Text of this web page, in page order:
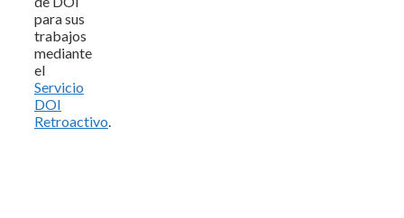
para sus
trabajos
mediante
el
Servicio
DOI
Retroactivo.